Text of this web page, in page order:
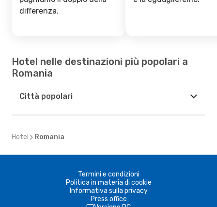
differenza.
Hotel nelle destinazioni più popolari a
Romania
Città popolari
Hotel Romania
Termini e condizioni
Politica in materia di cookie
Informativa sulla privacy
Press office